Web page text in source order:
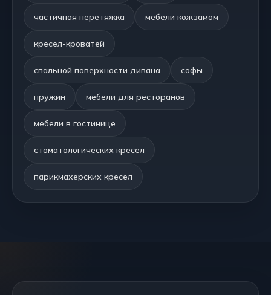
частичная перетяжка мебели кожзамом
кресел-кроватей
спальной поверхности дивана софы
пружин мебели для ресторанов
мебели в гостинице
стоматологических кресел
парикмахерских кресел